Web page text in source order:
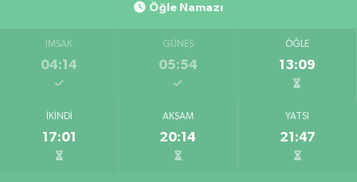
Öğle Namazı
İMSAK
04:14
GÜNEŞ
05:54
ÖĞLE
13:09
İKINDI
17:01
AKŞAM
20:14
YATSI
21:47